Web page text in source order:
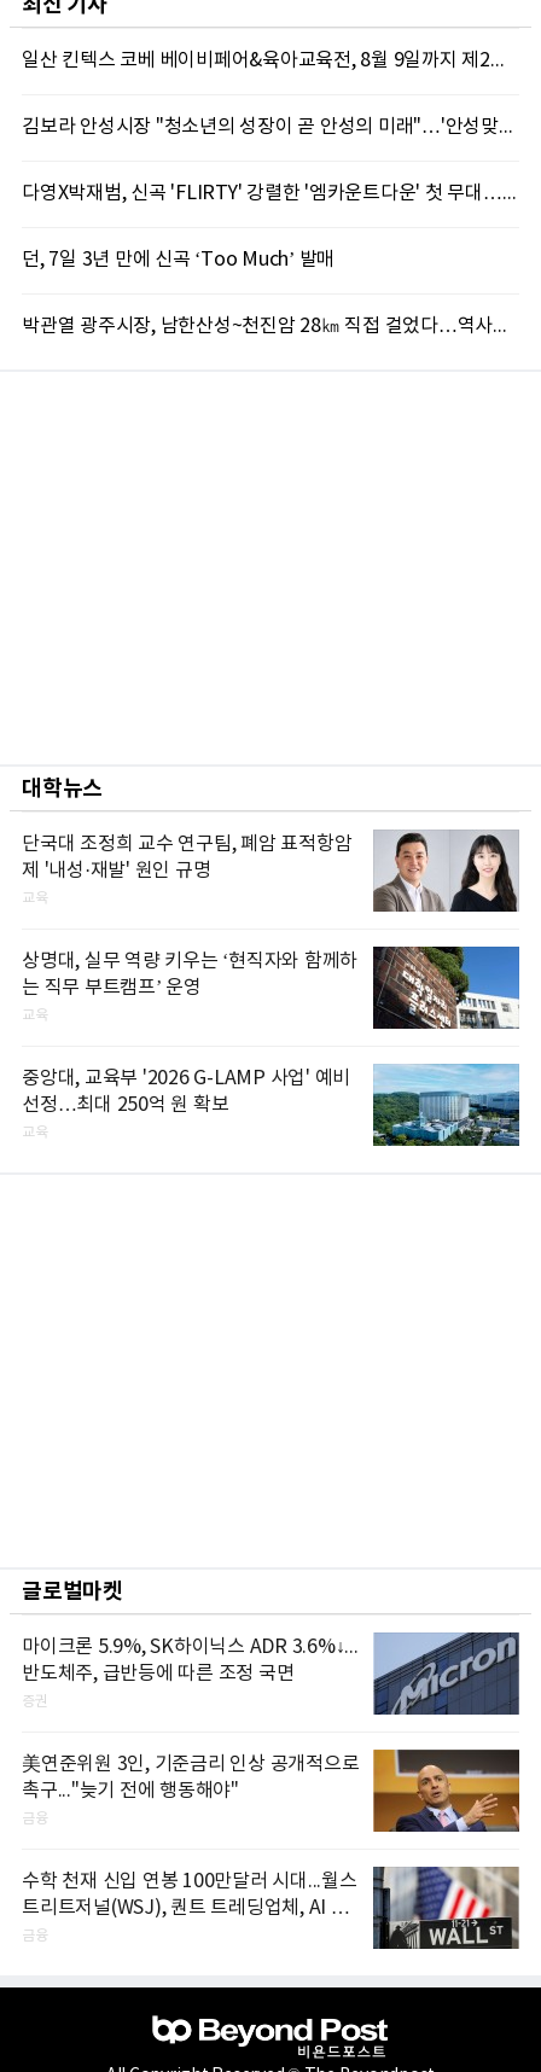
일산 킨텍스 코베 베이비페어&육아교육전, 8월 9일까지 제2전시장서 진행
김보라 안성시장 "청소년의 성장이 곧 안성의 미래"…'안성맞춤 스터디랩 구포' 첫걸음
다영X박재범, 신곡 'FLIRTY' 강렬한 '엠카운트다운' 첫 무대…7일 '뮤직뱅크' 출격
던, 7일 3년 만에 신곡 ‘Too Much’ 발매
박관열 광주시장, 남한산성~천진암 28㎞ 직접 걸었다…역사문화 둘레길 조성 '속도'
대학뉴스
단국대 조정희 교수 연구팀, 폐암 표적항암
제 '내성·재발' 원인 규명
교육
상명대, 실무 역량 키우는 ‘현직자와 함께하
는 직무 부트캠프’ 운영
교육
중앙대, 교육부 '2026 G-LAMP 사업' 예비
선정…최대 250억 원 확보
교육
글로벌마켓
마이크론 5.9%, SK하이닉스 ADR 3.6%↓...
반도체주, 급반등에 따른 조정 국면
증권
美연준위원 3인, 기준금리 인상 공개적으로
촉구..."늦기 전에 행동해야"
금융
수학 천재 신입 연봉 100만달러 시대...월스
트리트저널(WSJ), 퀀트 트레딩업체, AI 기
업들 인재 확보 경쟁
금융